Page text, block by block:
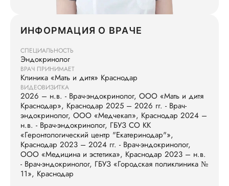
ИНФОРМАЦИЯ О ВРАЧЕ
СПЕЦИАЛЬНОСТЬ
Эндокринолог
ВРАЧ ПРИНИМАЕТ
Клиника «Мать и дитя» Краснодар
ВИДЕОВИЗИТКА
2026 – н.в. - Врач-эндокринолог, ООО «Мать и дитя
Краснодар», Краснодар 2025 – 2026 гг. - Врач-
эндокринолог, ООО «Медчекап», Краснодар 2024 –
н.в. - Врач-эндокринолог, ГБУЗ СО КК
«Геронтологический центр "Екатеринодар"»,
Краснодар 2023 – 2024 гг. - Врач-эндокринолог,
ООО «Медицина и эстетика», Краснодар 2023 – н.в.
- Врач-эндокринолог, ГБУЗ «Городская поликлиника №
11», Краснодар